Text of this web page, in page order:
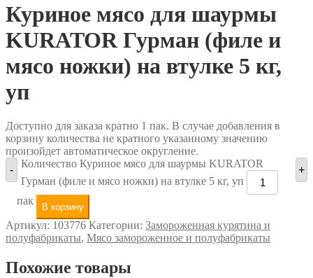
Куриное мясо для шаурмы
KURATOR Гурман (филе и
мясо ножки) на втулке 5 кг,
уп
Доступно для заказа кратно 1 пак. В случае добавления в
корзину количества не кратного указанному значению
произойдет автоматическое округление.
-
Количество Куриное мясо для шаурмы KURATOR
Гурман (филе и мясо ножки) на втулке 5 кг, уп
+
пак
В корзину
Артикул: 103776 Категории: Замороженная курятина и
полуфабрикаты, Мясо замороженное и полуфабрикаты
Похожие товары